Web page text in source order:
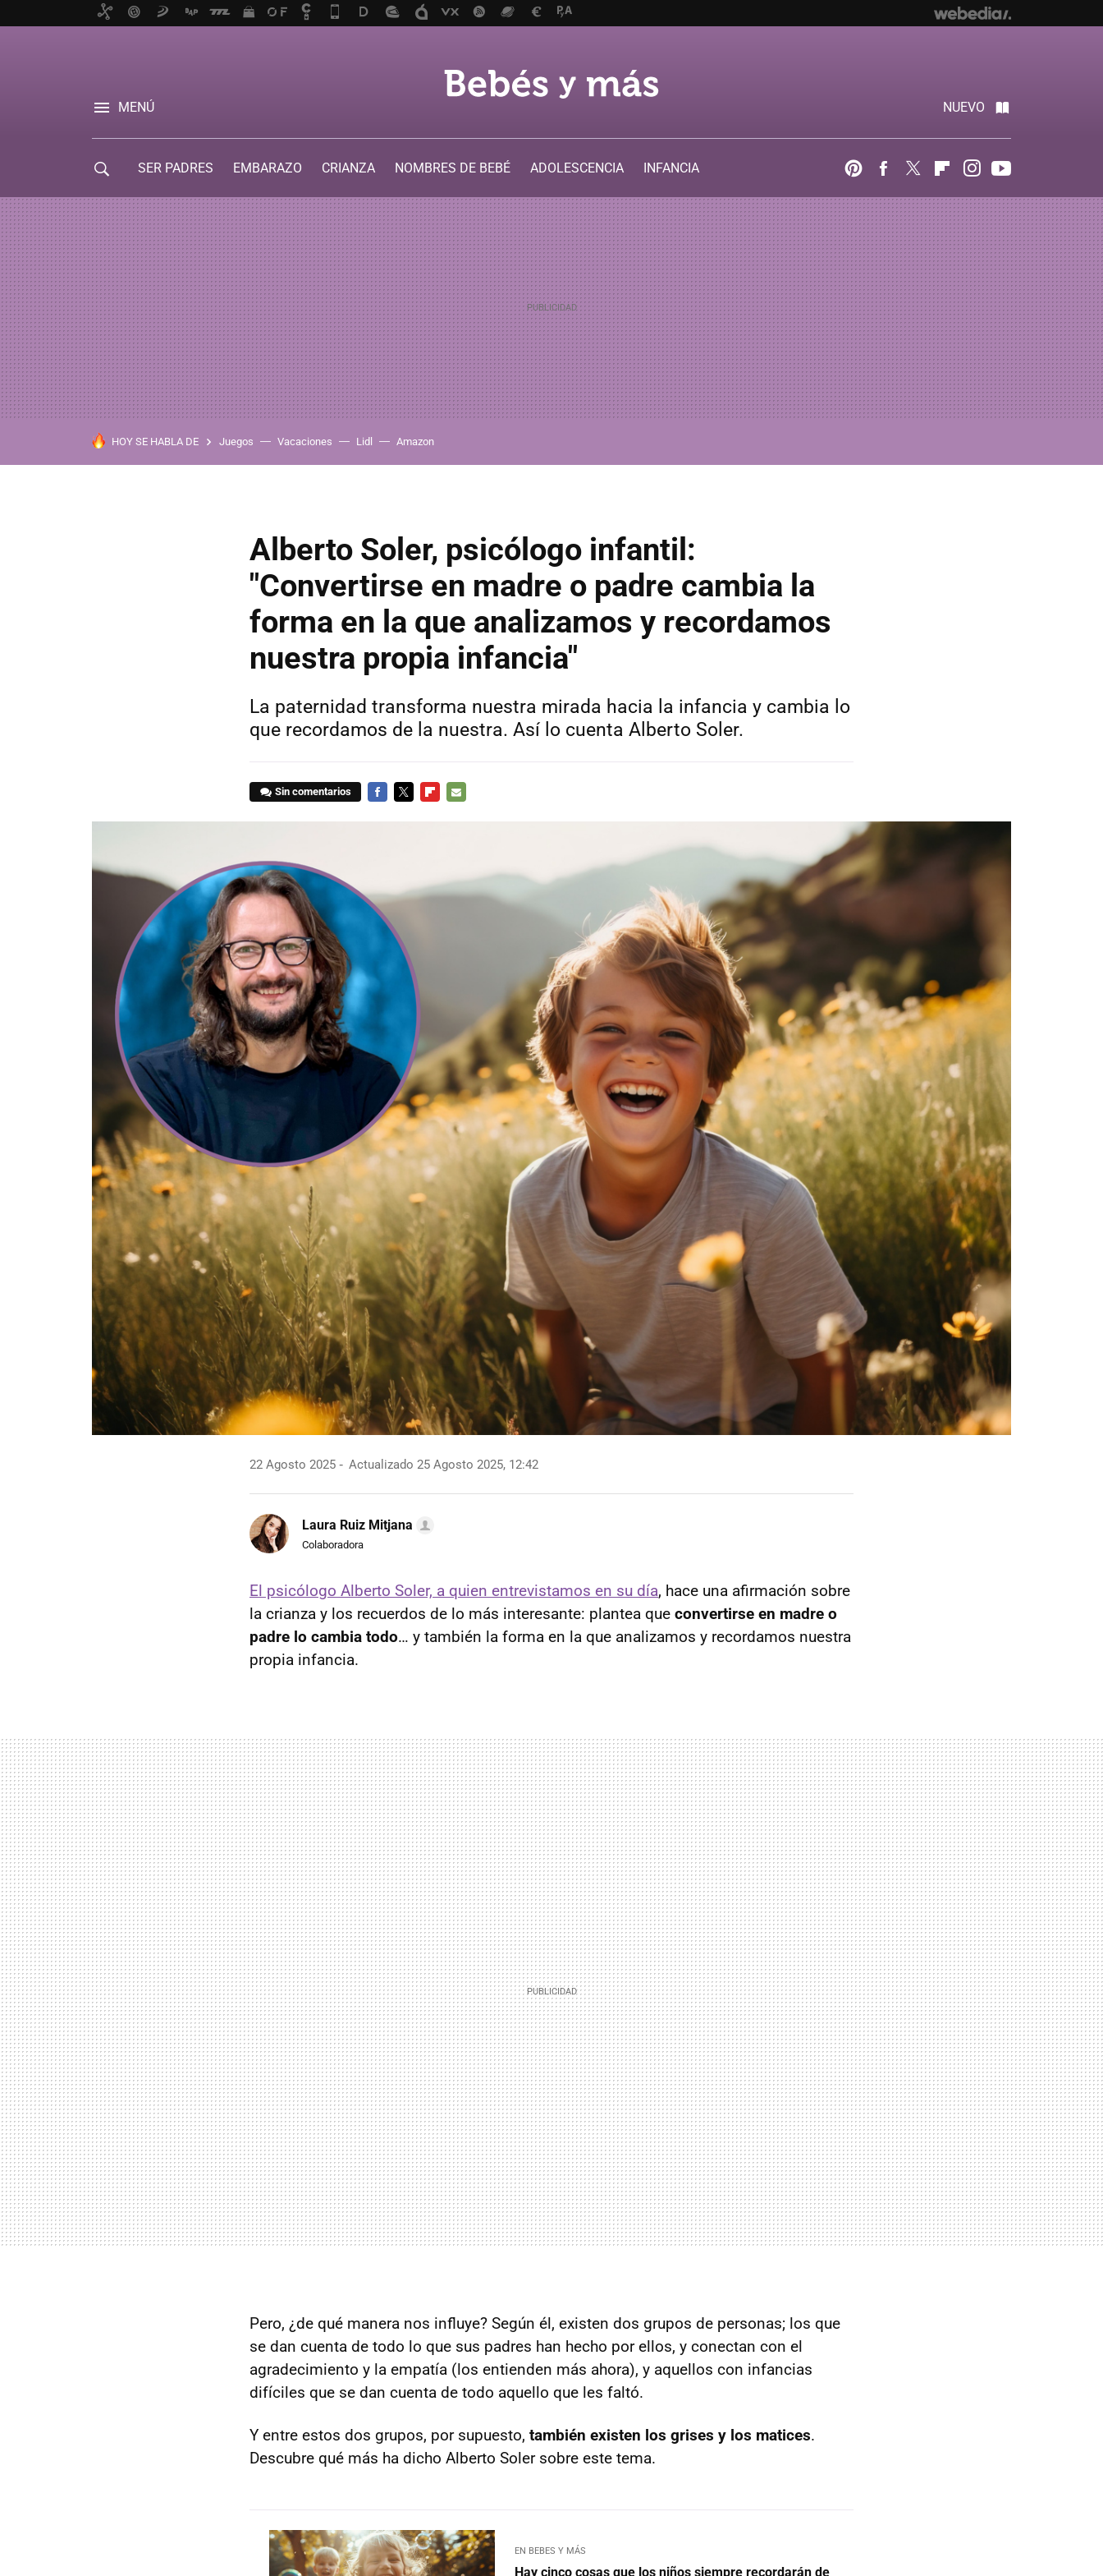
MENÚ NUEVO
SER PADRES EMBARAZO CRIANZA NOMBRES DE BEBÉ ADOLESCENCIA
INFANCIA
PinterestFacebook
Twitter FlipboardInstagram
HOY SE HABLA DE Juegos Vacaciones Lidl Amazon
Alberto Soler, psicólogo infantil:
"Convertirse en madre o padre cambia la
forma en la que analizamos y recordamos
nuestra propia infancia"
La paternidad transforma nuestra mirada hacia la infancia y cambia lo
que recordamos de la nuestra. Así lo cuenta Alberto Soler.
Sin comentarios
22 Agosto 2025 Actualizado 25 Agosto 2025, 12:42
Laura Ruiz Mitjana
Colaboradora
El psicólogo Alberto Soler, a quien entrevistamos en su día, hace una afirmación sobre
la crianza y los recuerdos de lo más interesante: plantea que convertirse en madre o
padre lo cambia todo… y también la forma en la que analizamos y recordamos nuestra
propia infancia.
Pero, ¿de qué manera nos influye? Según él, existen dos grupos de personas; los que
se dan cuenta de todo lo que sus padres han hecho por ellos, y conectan con el
agradecimiento y la empatía (los entienden más ahora), y aquellos con infancias
difíciles que se dan cuenta de todo aquello que les faltó.
Y entre estos dos grupos, por supuesto, también existen los grises y los matices.
Descubre qué más ha dicho Alberto Soler sobre este tema.
EN BEBES Y MÁS
Hay cinco cosas que los niños siempre recordarán de